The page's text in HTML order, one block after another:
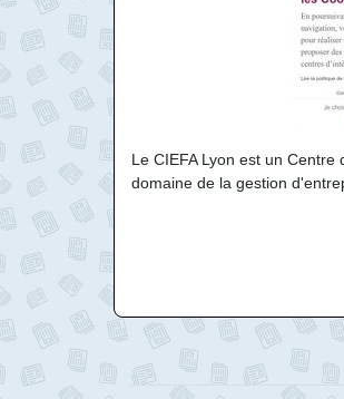
Le CIEFA Lyon est un
domaine de la gestion